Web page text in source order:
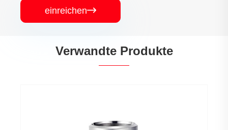
einreichen
Verwandte Produkte